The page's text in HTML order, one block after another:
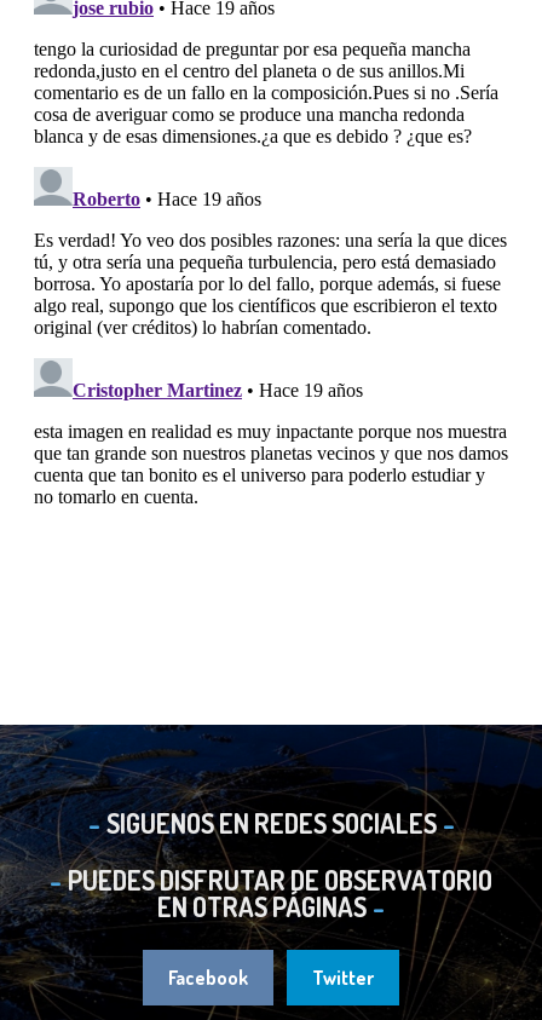
SIGUENOS EN REDES SOCIALES
PUEDES DISFRUTAR DE OBSERVATORIO
EN OTRAS PÁGINAS
Facebook Twitter